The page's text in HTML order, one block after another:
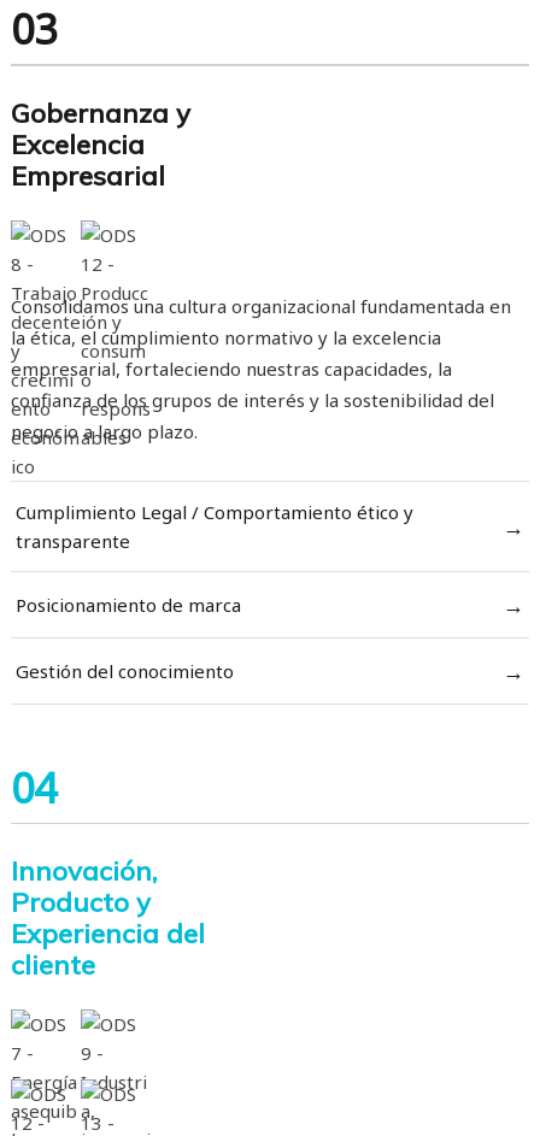
03
Gobernanza y
Excelencia
Empresarial
Consolidamos una cultura organizacional fundamentada en
la ética, el cumplimiento normativo y la excelencia
empresarial, fortaleciendo nuestras capacidades, la
confianza de los grupos de interés y la sostenibilidad del
negocio a largo plazo.
Cumplimiento Legal / Comportamiento ético y
transparente
→
Posicionamiento de marca →
Gestión del conocimiento →
04
Innovación,
Producto y
Experiencia del
cliente